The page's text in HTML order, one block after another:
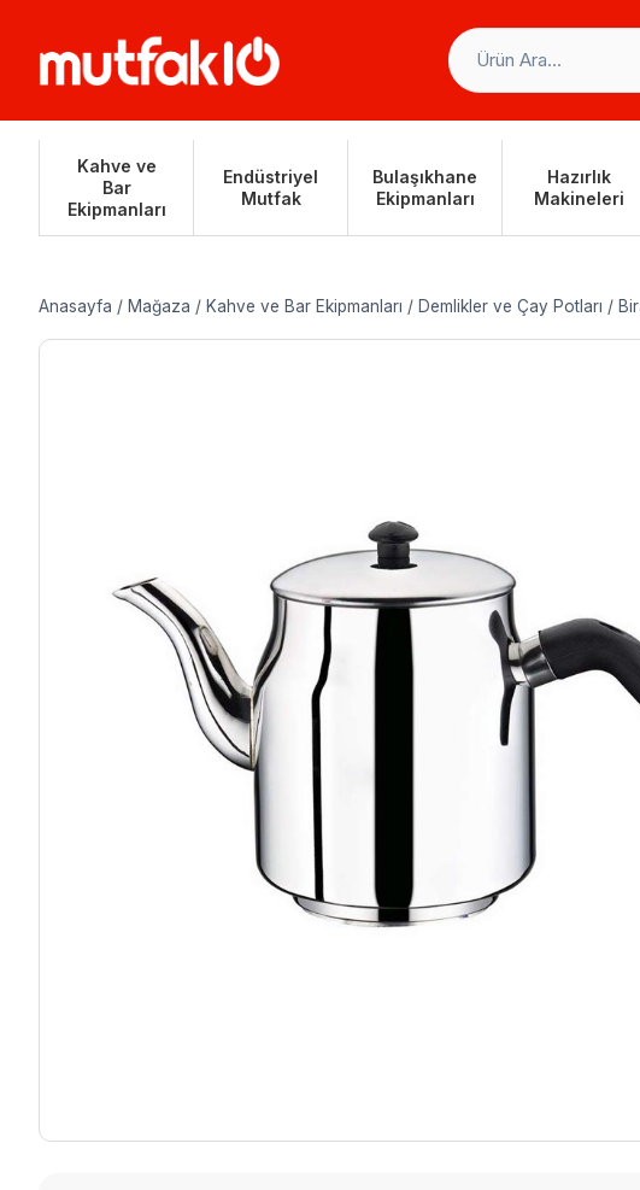
Kahve ve
Bar
Ekipmanları
Endüstriyel
Mutfak
Bulaşıkhane
Ekipmanları
Hazırlık
Makineleri
Anasayfa / Mağaza / Kahve ve Bar Ekipmanları / Demlikler ve Çay Potları /